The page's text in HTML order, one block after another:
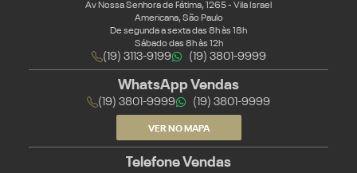
Av Nossa Senhora de Fátima, 1265 - Vila Israel
Americana, São Paulo
De segunda a sexta das 8h às 18h
Sábado das 8h às 12h
(19) 3113-9199 (19) 3801-9999
WhatsApp Vendas
(19) 3801-9999 (19) 3801-9999
VER NO MAPA
Telefone Vendas